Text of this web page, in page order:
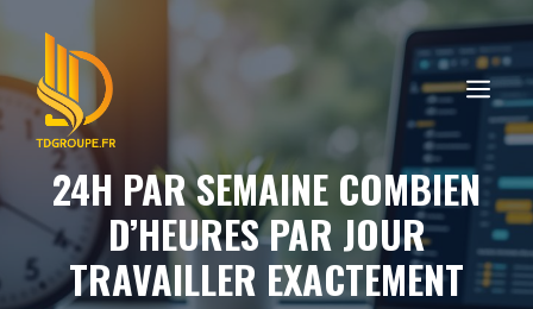
contenu
24H PAR SEMAINE COMBIEN
D’HEURES PAR JOUR
TRAVAILLER EXACTEMENT